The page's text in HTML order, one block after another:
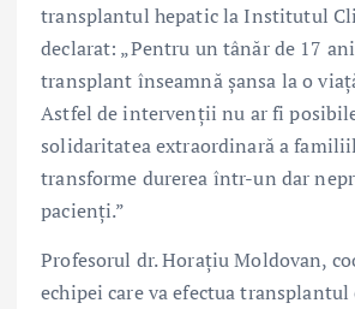
transplantul hepatic la Institutul
declarat: „Pentru un tânăr de 17
transplant înseamnă șansa la o
Astfel de intervenții nu ar fi
solidaritatea extraordinară a
transforme durerea într-un dar
pacienți.”
Profesorul dr. Horațiu Moldovan,
echipei care va efectua transplantul